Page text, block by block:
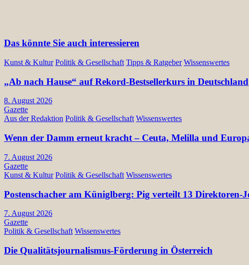
Das könnte Sie auch interessieren
Kunst & Kultur Politik & Gesellschaft Tipps & Ratgeber Wissenswertes
„Ab nach Hause“ auf Rekord-Bestsellerkurs in Deutschland
8. August 2026
Gazette
Aus der Redaktion Politik & Gesellschaft Wissenswertes
Wenn der Damm erneut kracht – Ceuta, Melilla und
7. August 2026
Gazette
Kunst & Kultur Politik & Gesellschaft Wissenswertes
Postenschacher am Küniglberg: Pig verteilt 13
7. August 2026
Gazette
Politik & Gesellschaft Wissenswertes
Die Qualitätsjournalismus-Förderung in Österreich